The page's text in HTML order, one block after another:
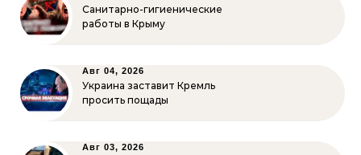
Санитарно-гигиенические
работы в Крыму
Авг 04, 2026
Украина заставит Кремль
просить пощады
Авг 03, 2026